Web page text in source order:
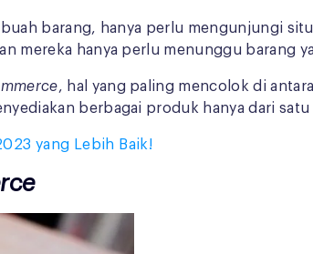
barang, hanya perlu mengunjungi
mereka hanya perlu menunggu barang
, hal yang paling mencolok di
berbagai produk hanya dari
yang Lebih Baik!